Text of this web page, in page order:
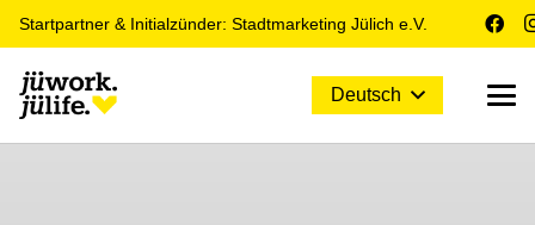
Startpartner & Initialzünder: Stadtmarketing Jülich e.V.
Deutsch